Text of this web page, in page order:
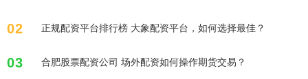
02 正规配资平台排行榜 大象配资平台，如何选择最佳？
03 合肥股票配资公司 场外配资如何操作期货交易？